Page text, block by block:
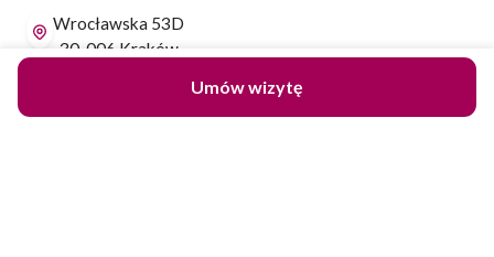
Wrocławska 53D
30-006 Kraków
25-018 Kielce
Umów wizytę